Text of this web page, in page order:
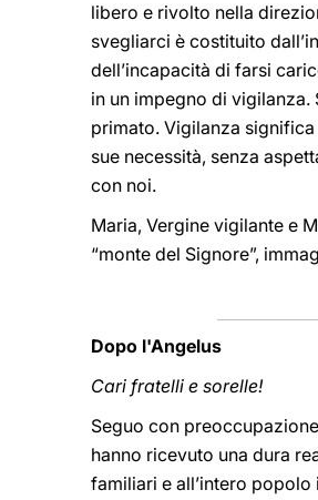
libero e rivolto nella
svegliarci è costituito
dell’incapacità di farsi
in un impegno di vigilanza.
primato. Vigilanza
sue necessità, senza
con noi.
Maria, Vergine vigilante e
“monte del Signore”,
Dopo l'Angelus
Cari fratelli e sorelle!
Seguo con
hanno ricevuto una dura
familiari e all’intero